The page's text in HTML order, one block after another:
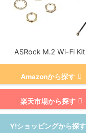
ASRock M.2 Wi-Fi Kit
Amazonから探す
楽天市場から探す
Y!ショッピングから探す